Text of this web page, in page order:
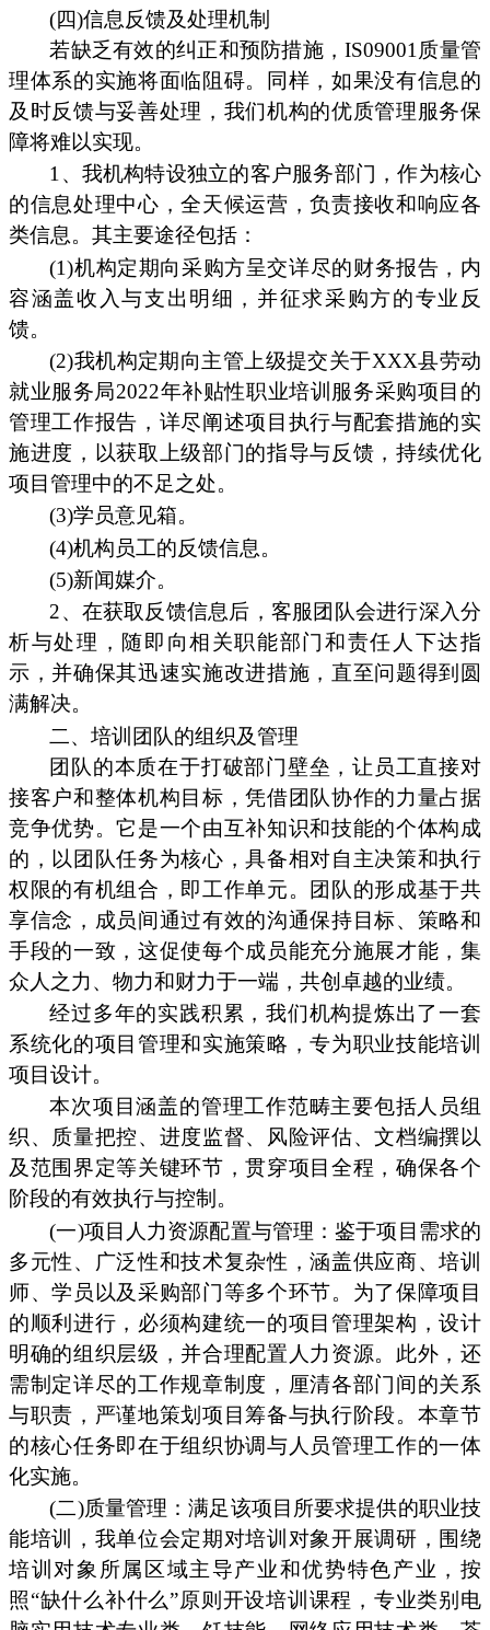
(四)信息反馈及处理机制
若缺乏有效的纠正和预防措施，IS09001质量管
理体系的实施将面临阻碍。同样，如果没有信息的
及时反馈与妥善处理，我们机构的优质管理服务保
障将难以实现。
1、我机构特设独立的客户服务部门，作为核心
的信息处理中心，全天候运营，负责接收和响应各
类信息。其主要途径包括：
(1)机构定期向采购方呈交详尽的财务报告，内
容涵盖收入与支出明细，并征求采购方的专业反
馈。
(2)我机构定期向主管上级提交关于XXX县劳动
就业服务局2022年补贴性职业培训服务采购项目的
管理工作报告，详尽阐述项目执行与配套措施的实
施进度，以获取上级部门的指导与反馈，持续优化
项目管理中的不足之处。
(3)学员意见箱。
(4)机构员工的反馈信息。
(5)新闻媒介。
2、在获取反馈信息后，客服团队会进行深入分
析与处理，随即向相关职能部门和责任人下达指
示，并确保其迅速实施改进措施，直至问题得到圆
满解决。
二、培训团队的组织及管理
团队的本质在于打破部门壁垒，让员工直接对
接客户和整体机构目标，凭借团队协作的力量占据
竞争优势。它是一个由互补知识和技能的个体构成
的，以团队任务为核心，具备相对自主决策和执行
权限的有机组合，即工作单元。团队的形成基于共
享信念，成员间通过有效的沟通保持目标、策略和
手段的一致，这促使每个成员能充分施展才能，集
众人之力、物力和财力于一端，共创卓越的业绩。
经过多年的实践积累，我们机构提炼出了一套
系统化的项目管理和实施策略，专为职业技能培训
项目设计。
本次项目涵盖的管理工作范畴主要包括人员组
织、质量把控、进度监督、风险评估、文档编撰以
及范围界定等关键环节，贯穿项目全程，确保各个
阶段的有效执行与控制。
(一)项目人力资源配置与管理：鉴于项目需求的
多元性、广泛性和技术复杂性，涵盖供应商、培训
师、学员以及采购部门等多个环节。为了保障项目
的顺利进行，必须构建统一的项目管理架构，设计
明确的组织层级，并合理配置人力资源。此外，还
需制定详尽的工作规章制度，厘清各部门间的关系
与职责，严谨地策划项目筹备与执行阶段。本章节
的核心任务即在于组织协调与人员管理工作的一体
化实施。
(二)质量管理：满足该项目所要求提供的职业技
能培训，我单位会定期对培训对象开展调研，围绕
培训对象所属区域主导产业和优势特色产业，按
照“缺什么补什么”原则开设培训课程，专业类别电